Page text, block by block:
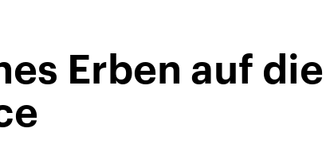
Erben auf die